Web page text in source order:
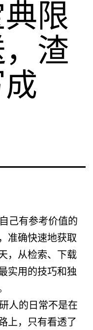
限
渣
有参考价值的
准确快速地获取
，从检索、下载
实用的技巧和独
的日常不是在
上，只有看透了